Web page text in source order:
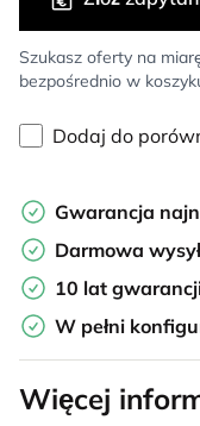
Szukasz oferty na
bezpośrednio w
Dodaj do
Gwarancja
Darmowa
10 lat
W pełni
Więcej